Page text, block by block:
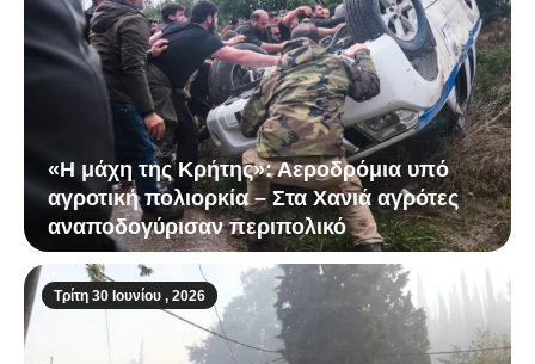
«Η μάχη της Κρήτης»: Αεροδρόμια υπό
αγροτική πολιορκία – Στα Χανιά αγρότες
αναποδογύρισαν περιπολικό
Τρίτη 30 Ιουνίου , 2026